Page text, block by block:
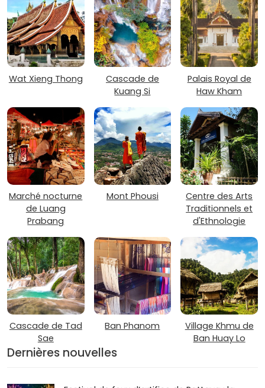
Wat Xieng Thong
Cascade de
Kuang Si
Palais Royal de
Haw Kham
Marché nocturne
de Luang
Prabang
Mont Phousi
Centre des Arts
Traditionnels et
d'Ethnologie
Cascade de Tad
Sae
Ban Phanom
Village Khmu de
Ban Huay Lo
Dernières nouvelles